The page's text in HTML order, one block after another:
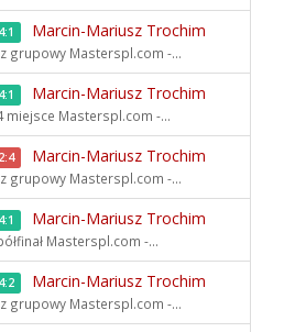
4:1 Marcin-Mariusz Trochim
grupowy Masterspl.com -...
4:1 Marcin-Mariusz Trochim
miejsce Masterspl.com -...
2:4 Marcin-Mariusz Trochim
grupowy Masterspl.com -...
4:1 Marcin-Mariusz Trochim
Masterspl.com -...
4:2 Marcin-Mariusz Trochim
grupowy Masterspl.com -...